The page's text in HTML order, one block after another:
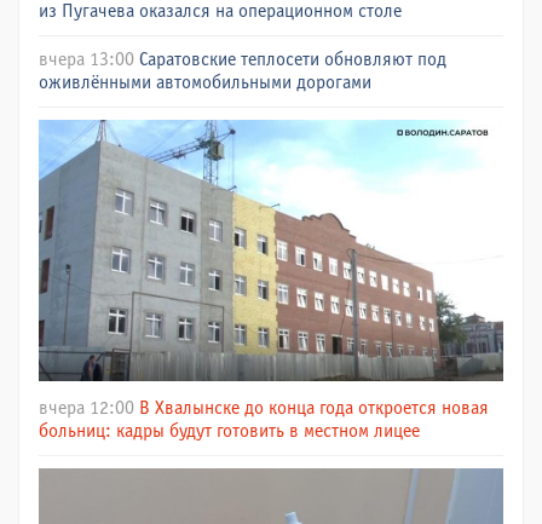
из Пугачева оказался на операционном столе
вчера 13:00 Саратовские теплосети обновляют под
оживлёнными автомобильными дорогами
вчера 12:00 В Хвалынске до конца года откроется новая
больниц: кадры будут готовить в местном лицее